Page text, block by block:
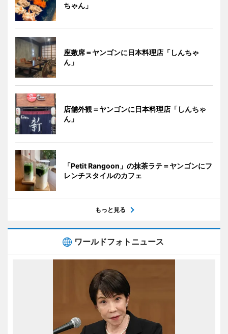
ちゃん」
座敷席＝ヤンゴンに日本料理店「しんちゃ
ん」
店舗外観＝ヤンゴンに日本料理店「しんちゃ
ん」
「Petit Rangoon」の抹茶ラテ＝ヤンゴンにフ
レンチスタイルのカフェ
もっと見る
ワールドフォトニュース